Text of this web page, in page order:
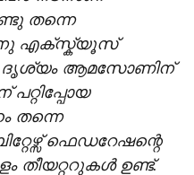
തന്നെ
എക്സ്ക്യൂസ്‌
ദൃശ്യം ആമസോണിന്
തന്നെ
ഫെഡറേഷന്റെ
തീയറ്ററുകൾ ഉണ്ട്.